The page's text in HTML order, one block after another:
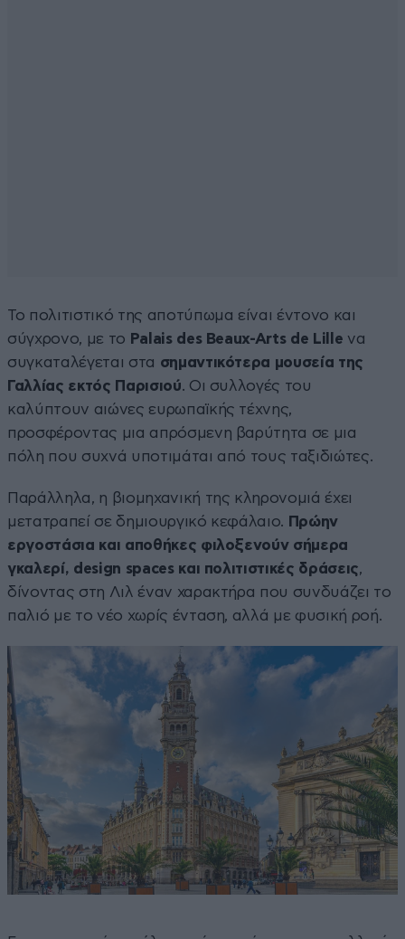
Το πολιτιστικό της αποτύπωμα είναι έντονο και
σύγχρονο, με το Palais des Beaux-Arts de Lille να
συγκαταλέγεται στα σημαντικότερα μουσεία της
Γαλλίας εκτός Παρισιού. Οι συλλογές του
καλύπτουν αιώνες ευρωπαϊκής τέχνης,
προσφέροντας μια απρόσμενη βαρύτητα σε μια
πόλη που συχνά υποτιμάται από τους ταξιδιώτες.
Παράλληλα, η βιομηχανική της κληρονομιά έχει
μετατραπεί σε δημιουργικό κεφάλαιο. Πρώην
εργοστάσια και αποθήκες φιλοξενούν σήμερα
γκαλερί, design spaces και πολιτιστικές δράσεις,
δίνοντας στη Λιλ έναν χαρακτήρα που συνδυάζει το
παλιό με το νέο χωρίς ένταση, αλλά με φυσική ροή.